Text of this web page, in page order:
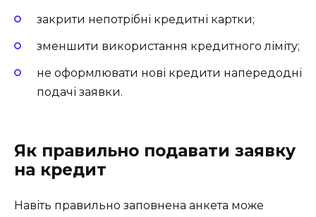
закрити непотрібні кредитні картки;
зменшити використання кредитного ліміту;
не оформлювати нові кредити напередодні
подачі заявки.
Як правильно подавати заявку
на кредит
Навіть правильно заповнена анкета може